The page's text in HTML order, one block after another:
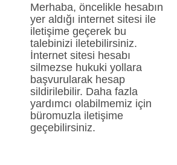
Merhaba, öncelikle hesabın
yer aldığı internet sitesi ile
iletişime geçerek bu
talebinizi iletebilirsiniz.
İnternet sitesi hesabı
silmezse hukuki yollara
başvurularak hesap
sildirilebilir. Daha fazla
yardımcı olabilmemiz için
büromuzla iletişime
geçebilirsiniz.